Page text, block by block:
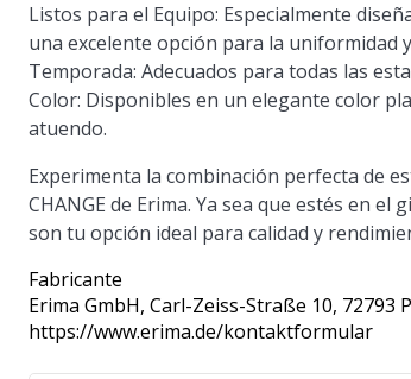
Listos para el Equipo: Especialmente
una excelente opción para la uniformidad
Temporada: Adecuados para todas las
Color: Disponibles en un elegante color
atuendo.
Experimenta la combinación perfecta de
CHANGE de Erima. Ya sea que estés en
son tu opción ideal para calidad y
Fabricante
Erima GmbH, Carl-Zeiss-Straße 10, 72793
https://www.erima.de/kontaktformular